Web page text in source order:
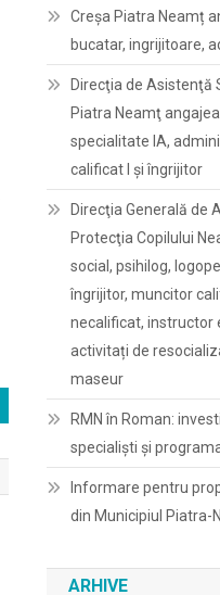
Creșa Piatra Neamț
bucatar, ingrijitoare,
Direcţia de Asistenţă
Piatra Neamţ
specialitate IA,
calificat I și îngrijitor
Direcţia Generală de
Protecţia Copilului
social, psihilog,
îngrijitor, muncitor
necalificat, instructor
activitați de
maseur
RMN în Roman:
specialiști și
Informare pentru
din Municipiul Piatra-
ARHIVE